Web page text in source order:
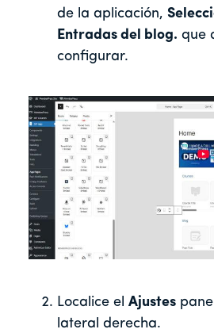
de la aplicación,
Entradas del blog. que
configurar.
Localice el Ajustes
lateral derecha.